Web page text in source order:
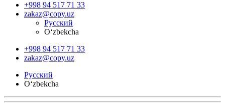
+998 94 517 71 33
zakaz@copy.uz
Русский
O‘zbekcha
+998 94 517 71 33
zakaz@copy.uz
Русский
O‘zbekcha